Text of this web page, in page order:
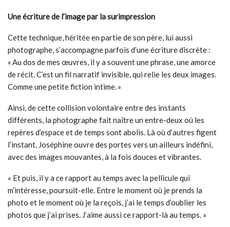
Une écriture de l’image par la surimpression
Cette technique, héritée en partie de son père, lui aussi
photographe, s’accompagne parfois d’une écriture discrète :
« Au dos de mes œuvres, il y a souvent une phrase, une amorce
de récit. C’est un fil narratif invisible, qui relie les deux images.
Comme une petite fiction intime. »
Ainsi, de cette collision volontaire entre des instants
différents, la photographe fait naître un entre-deux où les
repères d’espace et de temps sont abolis. Là où d’autres figent
l’instant, Joséphine ouvre des portes vers un ailleurs indéfini,
avec des images mouvantes, à la fois douces et vibrantes.
« Et puis, il y a ce rapport au temps avec la pellicule qui
m’intéresse, poursuit-elle. Entre le moment où je prends la
photo et le moment où je la reçois, j’ai le temps d’oublier les
photos que j’ai prises. J’aime aussi ce rapport-là au temps. »